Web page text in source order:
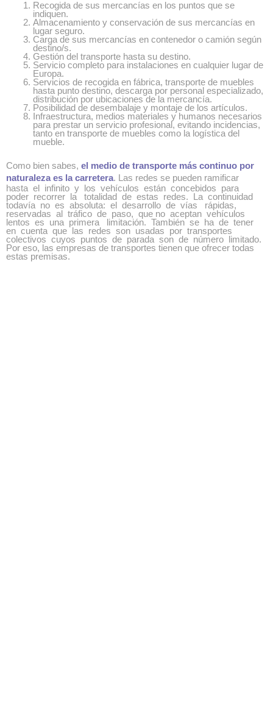
Recogida de sus mercancías en los puntos que se
indiquen.
Almacenamiento y conservación de sus mercancías en
lugar seguro.
Carga de sus mercancías en contenedor o camión según
destino/s.
Gestión del transporte hasta su destino.
Servicio completo para instalaciones en cualquier lugar de
Europa.
Servicios de recogida en fábrica, transporte de muebles
hasta punto destino, descarga por personal especializado,
distribución por ubicaciones de la mercancía.
Posibilidad de desembalaje y montaje de los artículos.
Infraestructura, medios materiales y humanos necesarios
para prestar un servicio profesional, evitando incidencias,
tanto en transporte de muebles como la logística del
mueble.
Como bien sabes, el medio de transporte más continuo por
naturaleza es la carretera. Las redes se pueden ramificar
hasta el infinito y los vehículos están concebidos para
poder recorrer la totalidad de estas redes. La continuidad
todavía no es absoluta: el desarrollo de vías rápidas,
reservadas al tráfico de paso, que no aceptan vehículos
lentos es una primera limitación. También se ha de tener
en cuenta que las redes son usadas por transportes
colectivos cuyos puntos de parada son de número limitado.
Por eso, las empresas de transportes tienen que ofrecer todas
estas premisas.